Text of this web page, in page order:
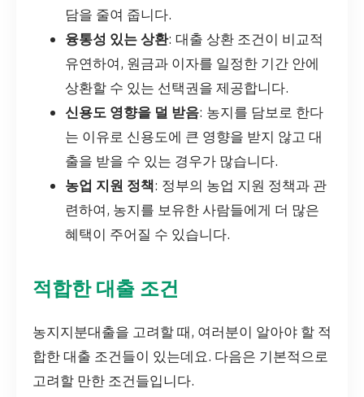
담을 줄여 줍니다.
융통성 있는 상환: 대출 상환 조건이 비교적
유연하여, 원금과 이자를 일정한 기간 안에
상환할 수 있는 선택권을 제공합니다.
신용도 영향을 덜 받음: 농지를 담보로 한다
는 이유로 신용도에 큰 영향을 받지 않고 대
출을 받을 수 있는 경우가 많습니다.
농업 지원 정책: 정부의 농업 지원 정책과 관
련하여, 농지를 보유한 사람들에게 더 많은
혜택이 주어질 수 있습니다.
적합한 대출 조건
농지지분대출을 고려할 때, 여러분이 알아야 할 적
합한 대출 조건들이 있는데요. 다음은 기본적으로
고려할 만한 조건들입니다.